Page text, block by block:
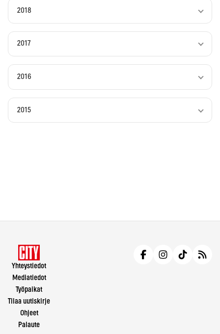
2018
2017
2016
2015
Yhteystiedot
Mediatiedot
Työpaikat
Tilaa uutiskirje
Ohjeet
Palaute